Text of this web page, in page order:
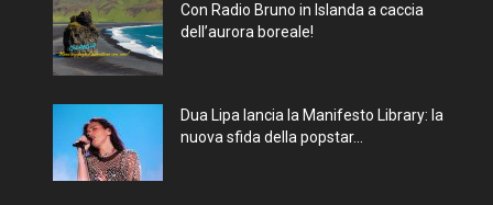
Con Radio Bruno in Islanda a caccia
dell’aurora boreale!
Dua Lipa lancia la Manifesto Library: la
nuova sfida della popstar...